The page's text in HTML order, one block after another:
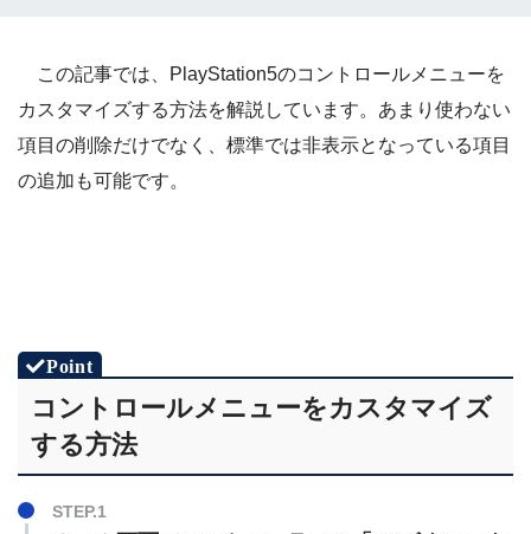
この記事では、PlayStation5のコントロールメニューを
カスタマイズする方法を解説しています。あまり使わない
項目の削除だけでなく、標準では非表示となっている項目
の追加も可能です。
コントロールメニューをカスタマイズ
する方法
STEP.1